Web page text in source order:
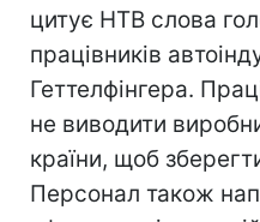
цитує НТВ слова
працівників
Геттелфінгера.
не виводити
країни, щоб
Персонал також